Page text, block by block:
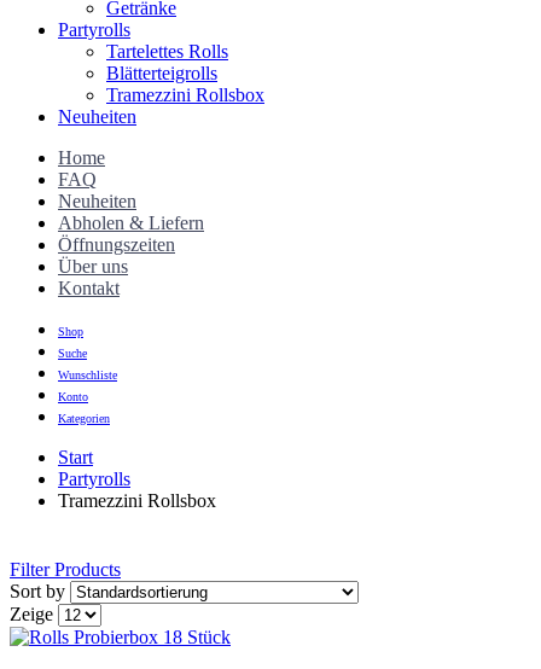
Getränke
Partyrolls
Tartelettes Rolls
Blätterteigrolls
Tramezzini Rollsbox
Neuheiten
Home
FAQ
Neuheiten
Abholen & Liefern
Öffnungszeiten
Über uns
Kontakt
Shop
Suche
Wunschliste
Konto
Kategorien
Start
Partyrolls
Tramezzini Rollsbox
Filter Products
Sort by
Zeige